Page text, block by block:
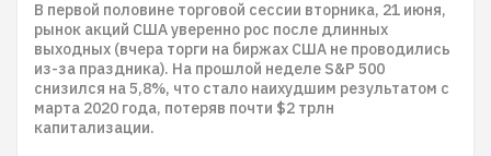
В первой половине торговой сессии вторника, 21 июня,
рынок акций США уверенно рос после длинных
выходных (вчера торги на биржах США не проводились
из-за праздника). На прошлой неделе S&P 500
снизился на 5,8%, что стало наихудшим результатом с
марта 2020 года, потеряв почти $2 трлн
капитализации.